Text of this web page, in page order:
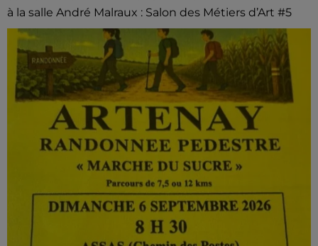
à la salle André Malraux : Salon des Métiers d’Art #5